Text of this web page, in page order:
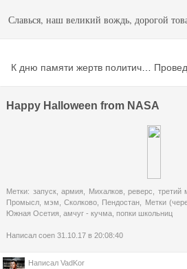
Славься, наш великий вождь, дорогой
Happy Halloween from NASA
Метки: запуск,армия Михалков,реверс третий
Промысл ,мэм ,Сколково Пендостан Метки
Южная Осетия амчуг - кучма попки школьниц
Написал coen 31.10.17 в 20:08:40
Написал VadKor